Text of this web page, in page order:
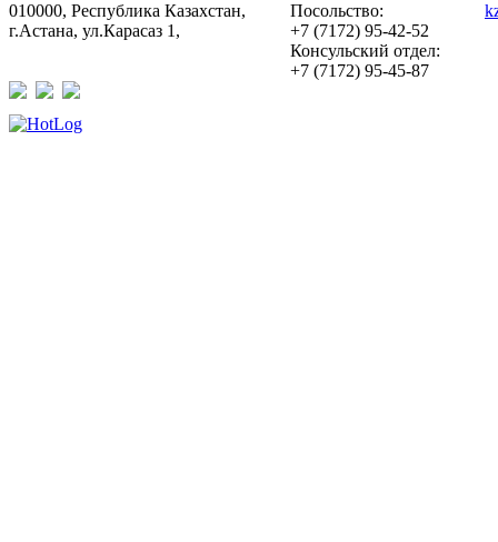
010000, Республика Казахстан,
г.Астана, ул.Карасаз 1,
Посольство:
+7 (7172) 95-42-52
Консульский отдел:
+7 (7172) 95-45-87